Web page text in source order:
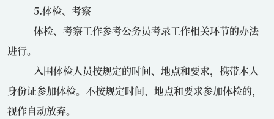
5.体检、考察
体检、考察工作参考公务员考录工作相关环节的办法
进行。
入围体检人员按规定的时间、地点和要求，携带本人
身份证参加体检。不按规定时间、地点和要求参加体检的，
视作自动放弃。